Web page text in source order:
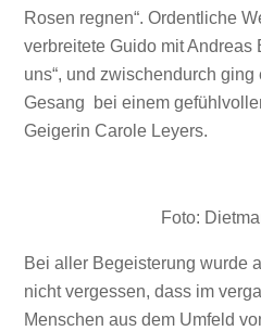
Rosen regnen“. Ordentliche
verbreitete Guido mit Andreas
uns“, und zwischendurch
Gesang bei einem
Geigerin Carole Leyers.
Foto:
Bei aller Begeisterung wurde
nicht vergessen, dass im
Menschen aus dem Umfeld